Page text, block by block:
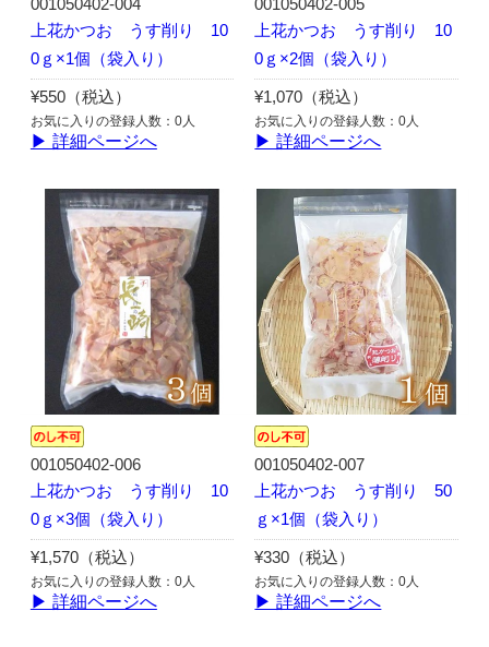
001050402-004
上花かつお うす削り 10
0ｇ×1個（袋入り）
¥550（税込）
お気に入りの登録人数：0人
▶ 詳細ページへ
001050402-005
上花かつお うす削り 10
0ｇ×2個（袋入り）
¥1,070（税込）
お気に入りの登録人数：0人
▶ 詳細ページへ
001050402-006
上花かつお うす削り 10
0ｇ×3個（袋入り）
¥1,570（税込）
お気に入りの登録人数：0人
▶ 詳細ページへ
001050402-007
上花かつお うす削り 50
ｇ×1個（袋入り）
¥330（税込）
お気に入りの登録人数：0人
▶ 詳細ページへ